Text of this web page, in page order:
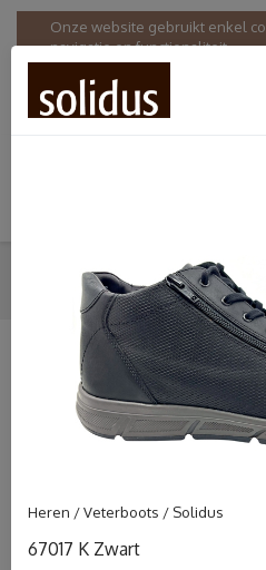
Onze website gebruikt enkel
navigatie en functionaliteit.
Door onze website te
gebruik van cookies in
Privacy & Cookie policy
SHOP HEREN SOLIDUS
SHOP
Instapper
Klittebandschoenen
Heren / Veterboots / Solidus
67017 K Zwart